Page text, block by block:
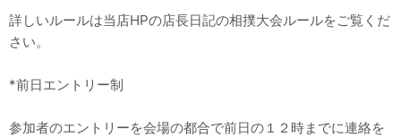
詳しいルールは当店HPの店長日記の相撲大会ルールをご覧くだ
さい。
*前日エントリー制
参加者のエントリーを会場の都合で前日の１２時までに連絡を